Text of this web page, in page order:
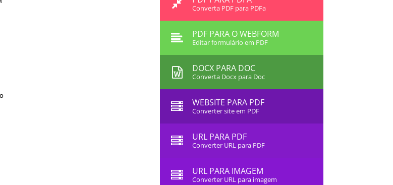
Converta PDF para PDFa
PDF PARA O WEBFORM
Editar formulário em PDF
DOCX PARA DOC
Converta Docx para Doc
WEBSITE PARA PDF
Converter site em PDF
URL PARA PDF
Converter URL para PDF
URL PARA IMAGEM
Converter URL para imagem